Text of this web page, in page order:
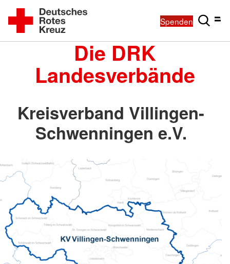
Spenden
Die DRK
Landesverbände
Kreisverband Villingen-
Schwenningen e.V.